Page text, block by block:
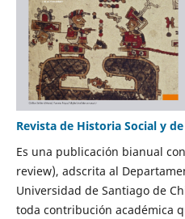
Revista de Historia Social y
Es una publicación bianual
review), adscrita al
Universidad de Santiago de
toda contribución académica